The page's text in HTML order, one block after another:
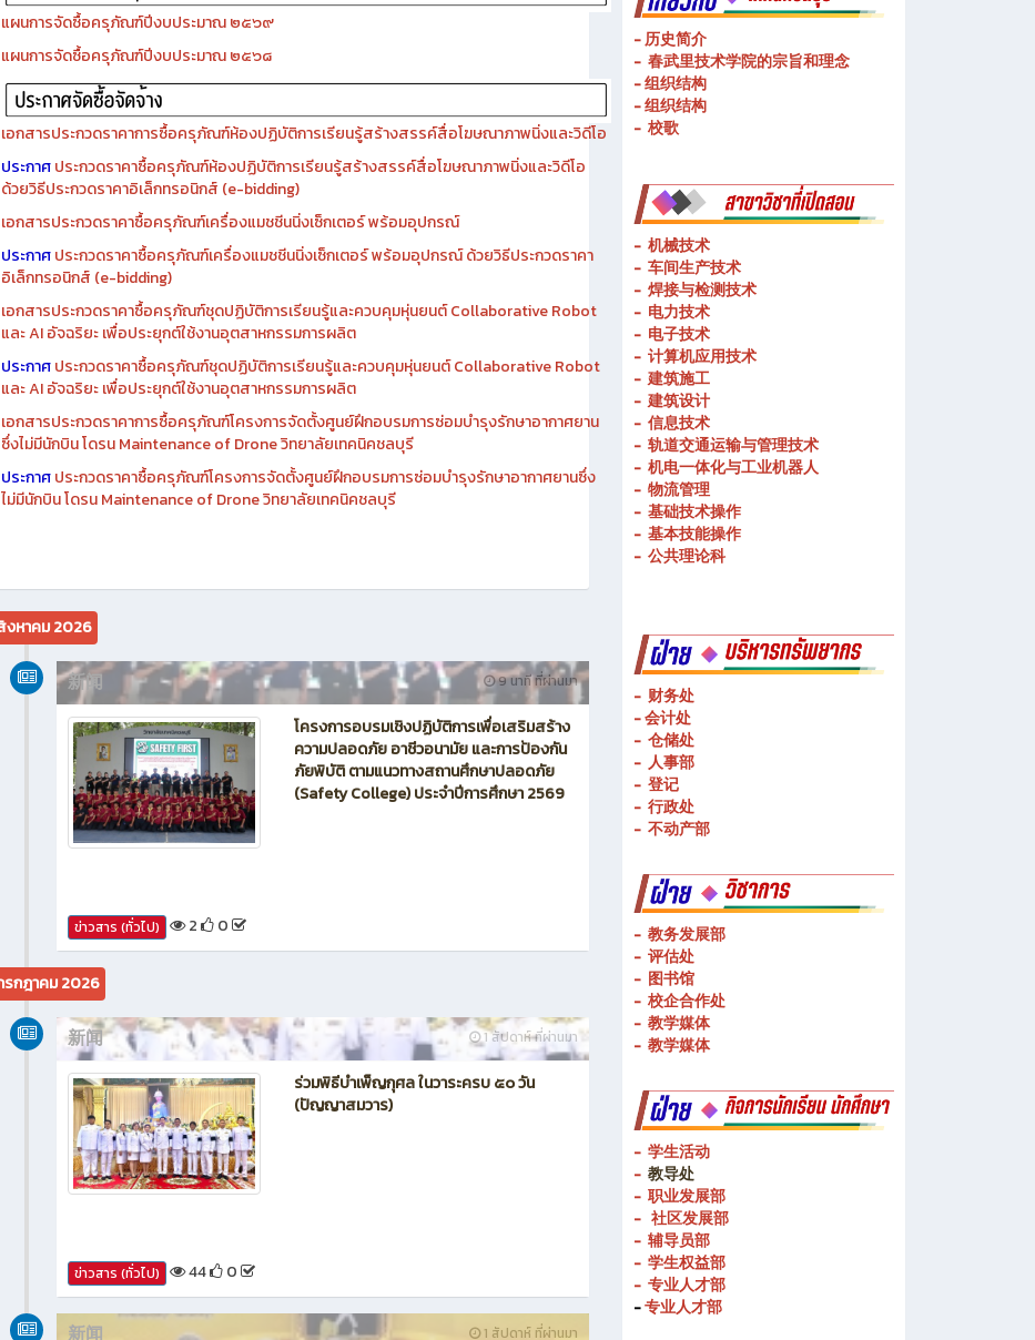
ประกาศมาตรการลดการใช้พลังงานเพื่อรองรับสถานการณ์วิกฤตการณ์ภูมิภาค
ตะวันออกกลาง
แผนการจัดซื้อครุภัณฑ์ปีงบประมาณ ๒๕๖๙
แผนการจัดซื้อครุภัณฑ์ปีงบประมาณ ๒๕๖๘
เอกสารประกวดราคาการซื้อครุภัณฑ์ห้องปฏิบัติการเรียนรู้สร้างสรรค์สื่อโฆษณาภาพนิ่งและวิดีโอ
ประกาศประกวดราคาซื้อครุภัณฑ์ห้องปฏิบัติการเรียนรู้สร้างสรรค์สื่อโฆษณาภาพนิ่งและวิดีโอ
ด้วยวิธีประกวดราคาอิเล็กทรอนิกส์ (e-bidding)
เอกสารประกวดราคาซื้อครุภัณฑ์เครื่องแมชชีนนิ่งเซ็กเตอร์ พร้อมอุปกรณ์
ประกาศประกวดราคาซื้อครุภัณฑ์เครื่องแมชชีนนิ่งเซ็กเตอร์ พร้อมอุปกรณ์ ด้วยวิธีประกวดราคา
อิเล็กทรอนิกส์ (e-bidding)
เอกสารประกวดราคาซื้อครุภัณฑ์ชุดปฏิบัติการเรียนรู้และควบคุมหุ่นยนต์ Collaborative Robot
และ AI อัจฉริยะ เพื่อประยุกต์ใช้งานอุตสาหกรรมการผลิต
ประกาศประกวดราคาซื้อครุภัณฑ์ชุดปฏิบัติการเรียนรู้และควบคุมหุ่นยนต์ Collaborative Robot
และ AI อัจฉริยะ เพื่อประยุกต์ใช้งานอุตสาหกรรมการผลิต
เอกสารประกวดราคาการซื้อครุภัณฑ์โครงการจัดตั้งศูนย์ฝึกอบรมการซ่อมบำรุงรักษาอากาศยาน
ไม่มีนักบิน โดรน Maintenance of Drone วิทยาลัยเทคนิคชลบุรี
สิงหาคม 2026
9 นาที ที่ผ่านมา
新闻
ข่าวสาร (ทั่วไป) 2 0
กรกฎาคม 2026
新闻
- 历史简介
- 组织结构
- 校歌
- 机械技术
- 车间生产技术
-焊接与检测技术
-电力技术
- 电子技术
- 计算机应用技术
- 建筑施工
- 建筑设计
- 信息技术
- 轨道交通运输与管理技术
- 机电一体化与工业机器人
-公共理论科
- 财务处
- 会计处
- 仓储处
- 登记
- 行政处
- 不动产部
- 教务发展部
- 评估处
- 校企合作处
- 教学媒体
- 教学媒体
- 学生活动
- 教导处
- 职业发展部
-社区发展部